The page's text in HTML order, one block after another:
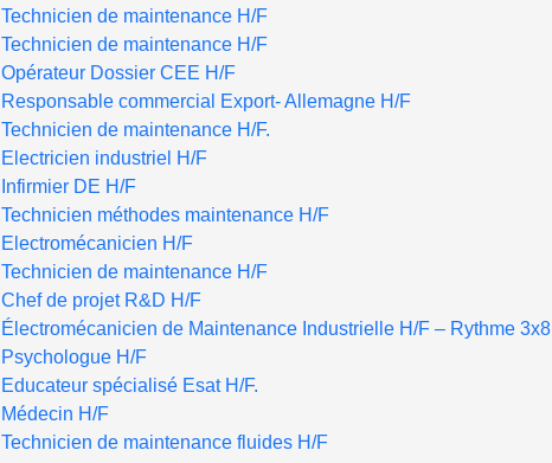
Technicien de maintenance H/F
Technicien de maintenance H/F
Opérateur Dossier CEE H/F
Responsable commercial Export- Allemagne H/F
Technicien de maintenance H/F.
Electricien industriel H/F
Infirmier DE H/F
Technicien méthodes maintenance H/F
Electromécanicien H/F
Technicien de maintenance H/F
Chef de projet R&D H/F
Électromécanicien de Maintenance Industrielle H/F – Rythme 3x8
Psychologue H/F
Educateur spécialisé Esat H/F.
Médecin H/F
Technicien de maintenance fluides H/F